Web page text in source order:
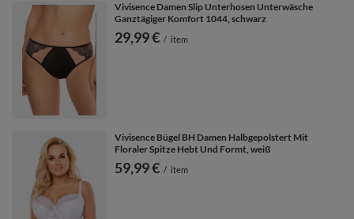
Vivisence Damen Slip Unterhosen Unterwäsche
Ganztägiger Komfort 1044, schwarz
29,99 € / item
Vivisence Bügel BH Damen Halbgepolstert Mit
Floraler Spitze Hebt Und Formt, weiß
59,99 € / item